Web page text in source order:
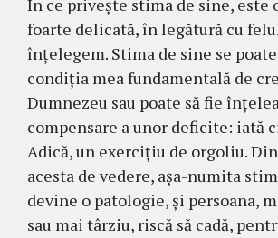
În ce privește stima de sine, este
foarte delicată, în legătură cu
înțelegem. Stima de sine se
condiția mea fundamentală de
Dumnezeu sau poate să fie
compensare a unor deficite: iată
Adică, un exercițiu de orgoliu.
acesta de vedere, așa-numita
devine o patologie, și persoana,
sau mai târziu, riscă să cadă,